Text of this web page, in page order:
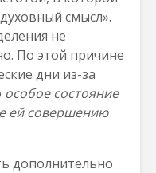
смысл».
не
По этой причине
дни из-за
особое состояние
ей совершению
дополнительно